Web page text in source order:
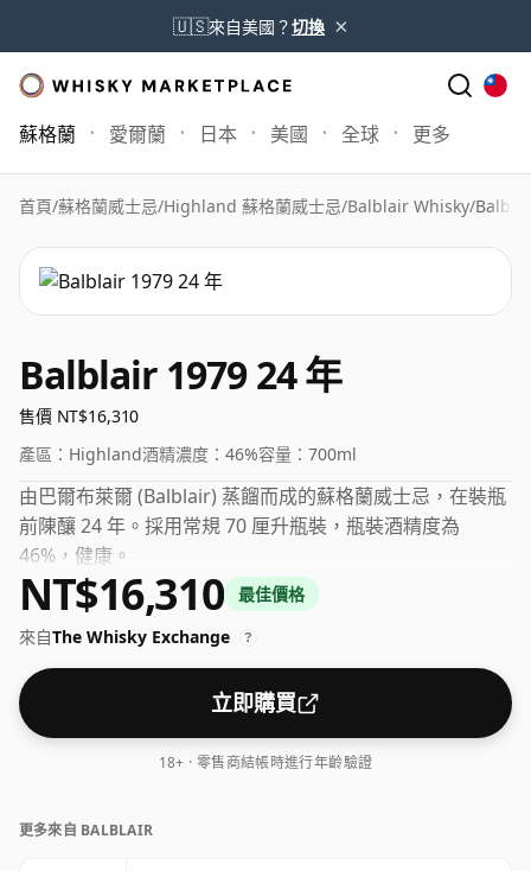
🇺🇸來自美國？切換 ×
蘇格蘭 愛爾蘭 日本 美國 全球 更多
首頁/蘇格蘭威士忌/Highland 蘇格蘭威士忌/Balblair Whisky/
Balblair 1979 24 年
售價 NT$16,310
產區： Highland酒精濃度： 46%容量： 700ml
由巴爾布萊爾 (Balblair) 蒸餾而成的蘇格蘭威士忌，在裝瓶
前陳釀 24 年。採用常規 70 厘升瓶裝，瓶裝酒精度為
46%，健康。
NT$16,310
最佳價格
來自The Whisky Exchange ?
立即購買
18+ · 零售商結帳時進行年齡驗證
更多來自 BALBLAIR